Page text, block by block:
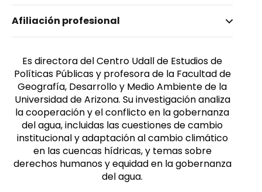
K. Gerlak, Andrea
Femenino
Afiliación profesional
Es directora del Centro Udall de Estudios de
Políticas Públicas y profesora de la Facultad de
Geografía, Desarrollo y Medio Ambiente de la
Universidad de Arizona. Su investigación analiza
la cooperación y el conflicto en la gobernanza
del agua, incluidas las cuestiones de cambio
institucional y adaptación al cambio climático
en las cuencas hídricas, y temas sobre
derechos humanos y equidad en la gobernanza
del agua.